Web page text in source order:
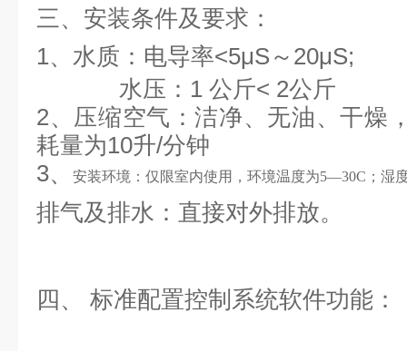
三、安装条件及要求：
1、水质：电导率<5μS～20μS;
水压：1 公斤< 2公斤
2、压缩空气：洁净、无油、干燥
耗量为10升/分钟
3、
安装环境：仅限室内使用，环境温度为5—30C；湿
排气及排水：直接对外排放。
四、 标准配置控制系统软件功能：